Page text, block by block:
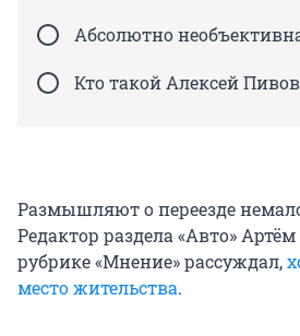
Абсолютно
Кто такой Алексей
Размышляют о переезде
Редактор раздела «Авто»
рубрике «Мнение» рассуждал,
место жительства.